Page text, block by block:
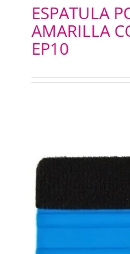
ESPATULA
AMARILLA
EP10